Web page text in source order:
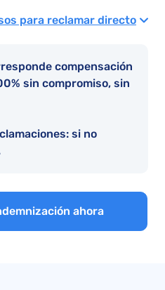
para reclamar directo
compensación
sin compromiso, sin
si no
ahora